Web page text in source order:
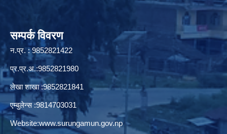
सम्पर्क विवरण
न.प्र. : 9852821422
प्र.प्र.अ.:9852821980
लेखा शाखा :9852821841
एम्बुलेन्स :9814703031
Website:www.surungamun.gov.np